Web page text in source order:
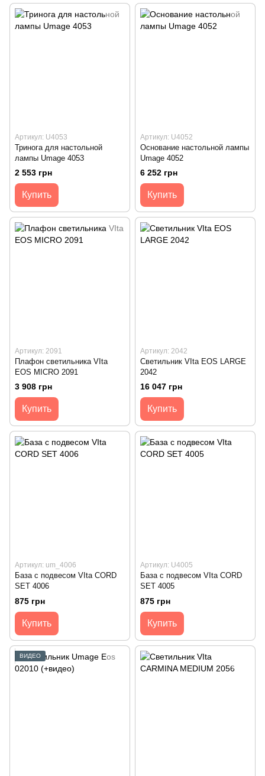
Артикул: U4053
Тринога для настольной
лампы Umage 4053
2 553 грн
Купить
Артикул: U4052
Основание настольной лампы
Umage 4052
6 252 грн
Купить
Артикул: 2091
Плафон светильника VIta
EOS MICRO 2091
3 908 грн
Купить
Артикул: 2042
Светильник VIta EOS LARGE
2042
16 047 грн
Купить
Артикул: um_4006
База с подвесом VIta CORD
SET 4006
875 грн
Купить
Артикул: U4005
База с подвесом VIta CORD
SET 4005
875 грн
Купить
ВИДЕО